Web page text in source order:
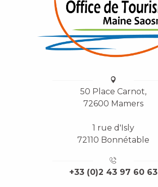
50 Place Carnot,
72600 Mamers
1 rue d'Isly
72110 Bonnétable
+33 (0)2 43 97 60 63